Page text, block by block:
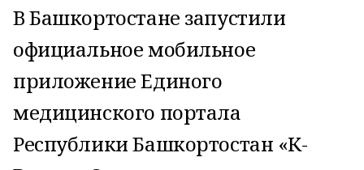
В Башкортостане запустили
официальное мобильное
приложение Единого
медицинского портала
Республики Башкортостан «К-